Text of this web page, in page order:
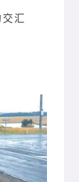
汇